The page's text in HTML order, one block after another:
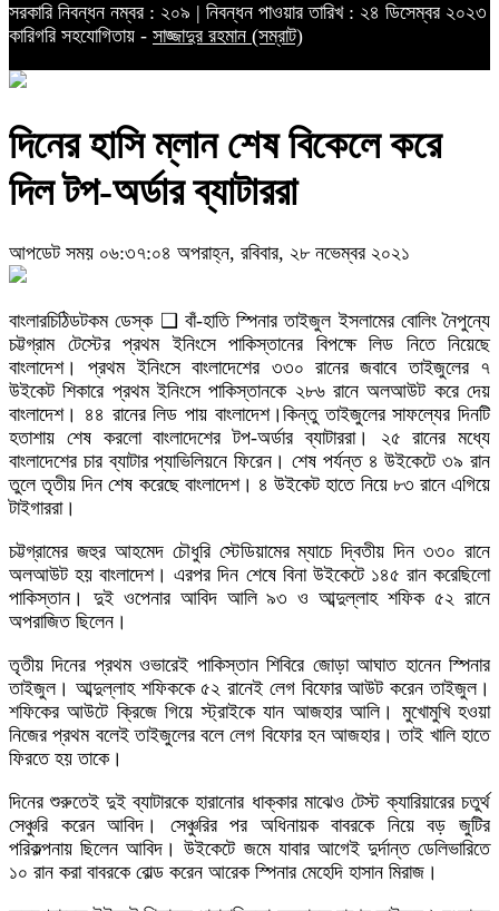
সরকারি নিবন্ধন নম্বর : ২০৯ | নিবন্ধন পাওয়ার তারিখ : ২৪ ডিসেম্বর ২০২৩
কারিগরি সহযোগিতায় - সাজ্জাদুর রহমান (সম্রাট)
দিনের হাসি ম্লান শেষ বিকেলে করে
দিল টপ-অর্ডার ব্যাটাররা
আপডেট সময় ০৬:৩৭:০৪ অপরাহ্ন, রবিবার, ২৮ নভেম্বর ২০২১
বাংলারচিঠিডটকম ডেস্ক ❑ বাঁ-হাতি স্পিনার তাইজুল ইসলামের বোলিং নৈপুন্যে
চট্টগ্রাম টেস্টের প্রথম ইনিংসে পাকিস্তানের বিপক্ষে লিড নিতে নিয়েছে
বাংলাদেশ। প্রথম ইনিংসে বাংলাদেশের ৩৩০ রানের জবাবে তাইজুলের ৭
উইকেট শিকারে প্রথম ইনিংসে পাকিস্তানকে ২৮৬ রানে অলআউট করে দেয়
বাংলাদেশ। ৪৪ রানের লিড পায় বাংলাদেশ।কিন্তু তাইজুলের সাফল্যের দিনটি
হতাশায় শেষ করলো বাংলাদেশের টপ-অর্ডার ব্যাটাররা। ২৫ রানের মধ্যে
বাংলাদেশের চার ব্যাটার প্যাভিলিয়নে ফিরেন। শেষ পর্যন্ত ৪ উইকেটে ৩৯ রান
তুলে তৃতীয় দিন শেষ করেছে বাংলাদেশ। ৪ উইকেট হাতে নিয়ে ৮৩ রানে এগিয়ে
টাইগাররা।
চট্টগ্রামের জহুর আহমেদ চৌধুরি স্টেডিয়ামের ম্যাচে দ্বিতীয় দিন ৩৩০ রানে
অলআউট হয় বাংলাদেশ। এরপর দিন শেষে বিনা উইকেটে ১৪৫ রান করেছিলো
পাকিস্তান। দুই ওপেনার আবিদ আলি ৯৩ ও আব্দুল্লাহ শফিক ৫২ রানে
অপরাজিত ছিলেন।
তৃতীয় দিনের প্রথম ওভারেই পাকিস্তান শিবিরে জোড়া আঘাত হানেন স্পিনার
তাইজুল। আব্দুল্লাহ শফিককে ৫২ রানেই লেগ বিফোর আউট করেন তাইজুল।
শফিকের আউটে ক্রিজে গিয়ে স্ট্রাইকে যান আজহার আলি। মুখোমুখি হওয়া
নিজের প্রথম বলেই তাইজুলের বলে লেগ বিফোর হন আজহার। তাই খালি হাতে
ফিরতে হয় তাকে।
দিনের শুরুতেই দুই ব্যাটারকে হারানোর ধাক্কার মাঝেও টেস্ট ক্যারিয়ারের চতুর্থ
সেঞ্চুরি করেন আবিদ। সেঞ্চুরির পর অধিনায়ক বাবরকে নিয়ে বড় জুটির
পরিকল্পনায় ছিলেন আবিদ। উইকেটে জমে যাবার আগেই দুর্দান্ত ডেলিভারিতে
১০ রান করা বাবরকে বোল্ড করেন আরেক স্পিনার মেহেদি হাসান মিরাজ।